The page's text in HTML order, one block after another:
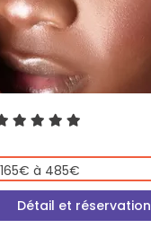
à 485€
Détail et réservation